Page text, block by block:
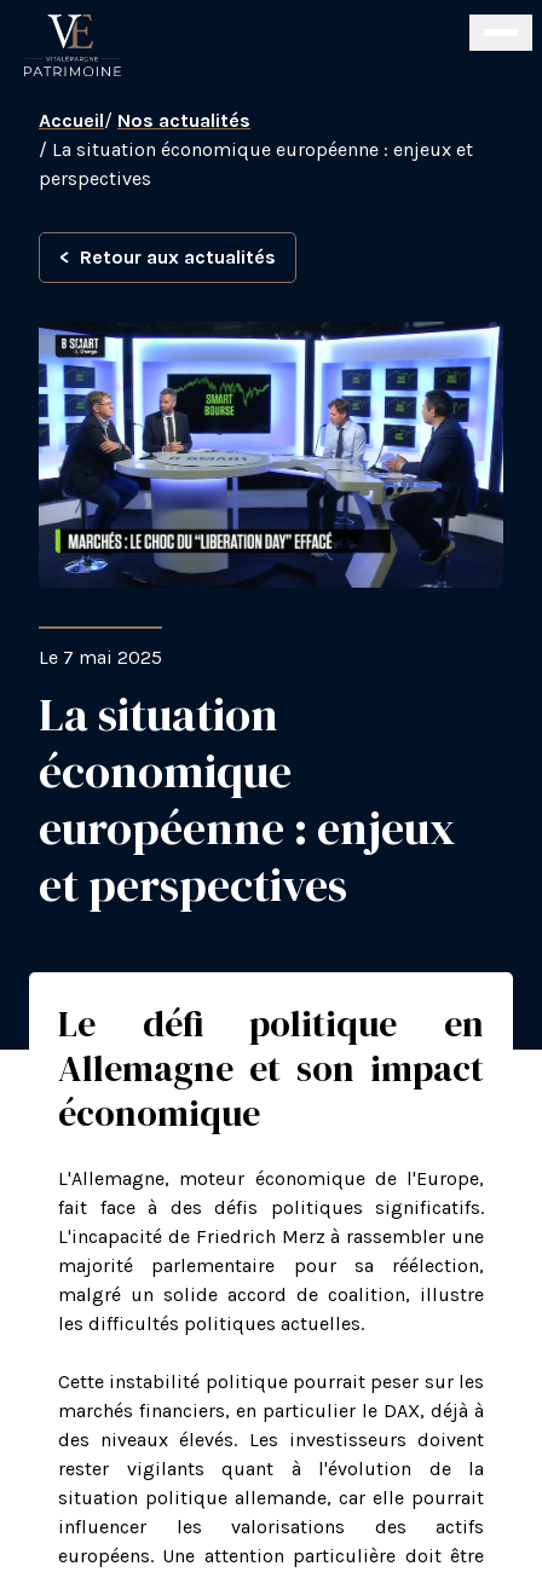
Accueil/ Nos actualités
/ La situation économique européenne : enjeux et
perspectives
< Retour aux actualités
Le 7 mai 2025
La situation
économique
européenne : enjeux
et perspectives
Le défi politique en
Allemagne et son impact
économique
L'Allemagne, moteur économique de l'Europe,
fait face à des défis politiques significatifs.
L'incapacité de Friedrich Merz à rassembler une
majorité parlementaire pour sa réélection,
malgré un solide accord de coalition, illustre
les difficultés politiques actuelles.
Cette instabilité politique pourrait peser sur les
marchés financiers, en particulier le DAX, déjà à
des niveaux élevés. Les investisseurs doivent
rester vigilants quant à l'évolution de la
situation politique allemande, car elle pourrait
influencer les valorisations des actifs
européens. Une attention particulière doit être